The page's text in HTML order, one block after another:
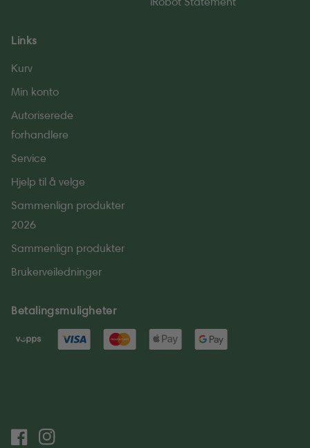
Links
Kurv
Min konto
Autoriserede
forhandlere
Service
Hjelp til å velge
Sammenlign produkter
2026
Sammenlign produkter
Brukerveiledninger
Betalingsmuligheter
FacebookInstagram